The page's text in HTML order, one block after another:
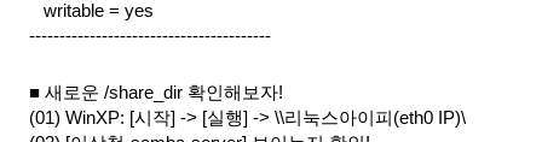
writable = yes
----------------------------------------
■ 새로운 /share_dir 확인해보자!
(01) WinXP: [시작] -> [실행] -> \\리눅스아이피(eth0 IP)\